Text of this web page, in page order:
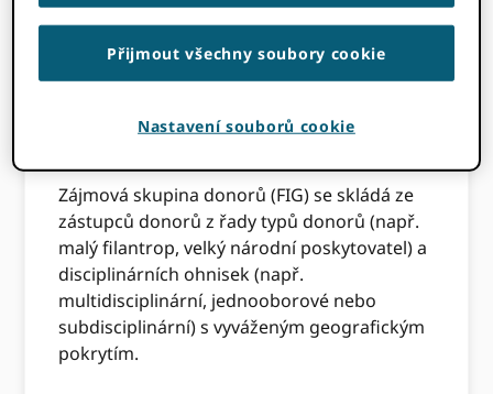
nejlépe usnadnit jeho použití.
Struktura zájmové
skupiny investorů
Zájmová skupina donorů (FIG) se skládá ze
zástupců donorů z řady typů donorů (např.
malý filantrop, velký národní poskytovatel) a
disciplinárních ohnisek (např.
multidisciplinární, jednooborové nebo
subdisciplinární) s vyváženým geografickým
pokrytím.
Přijmout všechny soubory cookie
Nastavení souborů cookie